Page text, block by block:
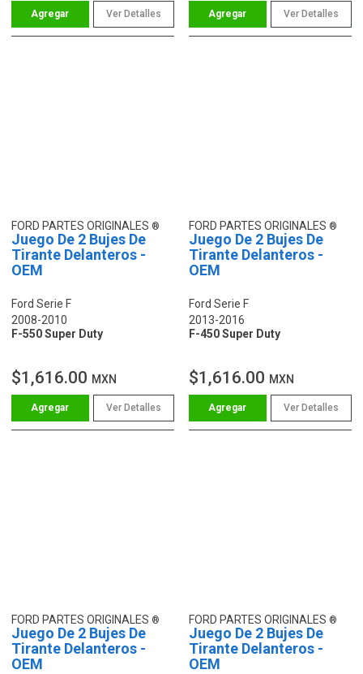
Ver Detalles Ver Detalles
FORD PARTES ORIGINALES
Juego De 2 Bujes De
Tirante Delanteros -
OEM
Ford Serie F
2008-2010
F-550 Super Duty
$1,616.00 MXN
Ver Detalles
FORD PARTES ORIGINALES
Juego De 2 Bujes De
Tirante Delanteros -
OEM
Ford Serie F
2013-2016
F-450 Super Duty
$1,616.00 MXN
Ver Detalles
FORD PARTES ORIGINALES
Juego De 2 Bujes De
Tirante Delanteros -
OEM
FORD PARTES ORIGINALES
Juego De 2 Bujes De
Tirante Delanteros -
OEM